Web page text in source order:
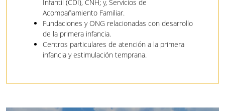
Infantil (CDI), CNH; y, Servicios de
Acompañamiento Familiar.
Fundaciones y ONG relacionadas con desarrollo
de la primera infancia.
Centros particulares de atención a la primera
infancia y estimulación temprana.